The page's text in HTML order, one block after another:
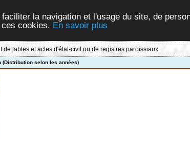
la navigation et l'usage du site, de
cookies. En savoir plus
de tables et actes d'état-civil ou de registres paroissiaux
(Distribution selon les années)